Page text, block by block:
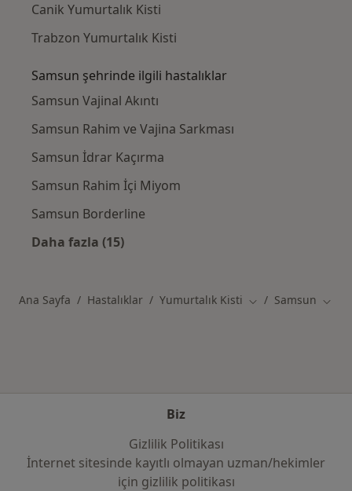
Canik Yumurtalık Kisti
Trabzon Yumurtalık Kisti
Samsun şehrinde ilgili hastalıklar
Samsun Vajinal Akıntı
Samsun Rahim ve Vajina Sarkması
Samsun İdrar Kaçırma
Samsun Rahim İçi Miyom
Samsun Borderline
Daha fazla (15)
Ana Sayfa Hastalıklar Yumurtalık Kisti Şehir değiştir
Samsun
Biz
Gizlilik Politikası
İnternet sitesinde kayıtlı olmayan uzman/hekimler
i̇çin gizlilik politikası